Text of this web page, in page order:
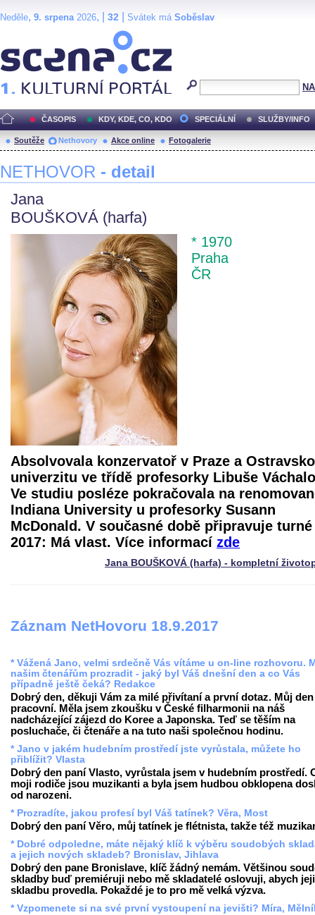
Neděle, 9. srpena2026, | 32 Svátek má Soběslav
ČASOPIS KDY, KDE, CO, KDO SPECIÁLNÍ SLUŽBY/INFO
Soutěže Nethovory Akce online Fotogalerie
NETHOVOR - detail
Jana
BOUŠKOVÁ (harfa)
* 1970
Praha
ČR
Absolvovala konzervatoř v Praze a
univerzitu ve třídě profesorky Libuše
Ve studiu posléze pokračovala na
Indiana University u profesorky Susann
McDonald. V současné době připravuje turné
2017: Má vlast. Více informací zde
Jana BOUŠKOVÁ (harfa) - kompletní
Záznam NetHovoru 18.9.2017
* Vážená Jano, velmi srdečně Vás vítáme u on-line rozhovoru.
našim čtenářům prozradit - jaký byl Váš dnešní den a co Vás
případně ještě čeká? Redakce
Dobrý den, děkuji Vám za milé přivítaní a první dotaz. Můj
pracovní. Měla jsem zkoušku v České filharmonii na náš
nadcházející zájezd do Koree a Japonska. Teď se těším na
posluchače, či čtenáře a na tuto naši společnou hodinu.
* Jano v jakém hudebním prostředí jste vyrůstala, můžete ho
přiblížit? Vlasta
Dobrý den paní Vlasto, vyrůstala jsem v hudebním prostředí.
moji rodiče jsou muzikanti a byla jsem hudbou obklopena
od narozeni.
* Prozradíte, jakou profesí byl Váš tatínek? Věra, Most
Dobrý den paní Věro, můj tatínek je flétnista, takže též
* Dobré odpoledne, máte nějaký klíč k výběru soudobých
a jejich nových skladeb? Bronislav, Jihlava
Dobrý den pane Bronislave, klíč žádný nemám. Většinou
skladby buď premiéruji nebo mě skladatelé oslovuji, abych
skladbu provedla. Pokaždé je to pro mě velká výzva.
* Vzpomenete si na své první vystoupení na jevišti? Míra,